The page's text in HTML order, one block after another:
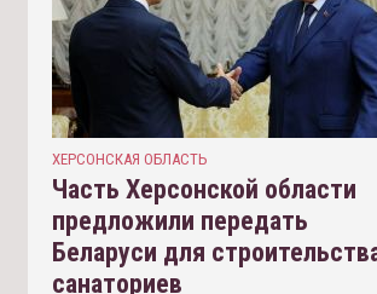
ХЕРСОНСКАЯ ОБЛАСТЬ
Часть Херсонской области
предложили передать
Беларуси для
санаториев